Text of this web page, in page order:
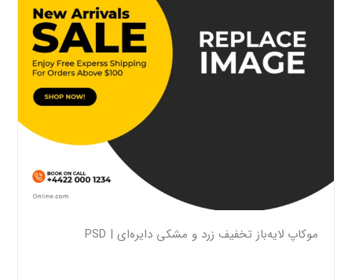
موکاپ لایه‌باز تخفیف زرد و مشکی دایره‌ای | PSD